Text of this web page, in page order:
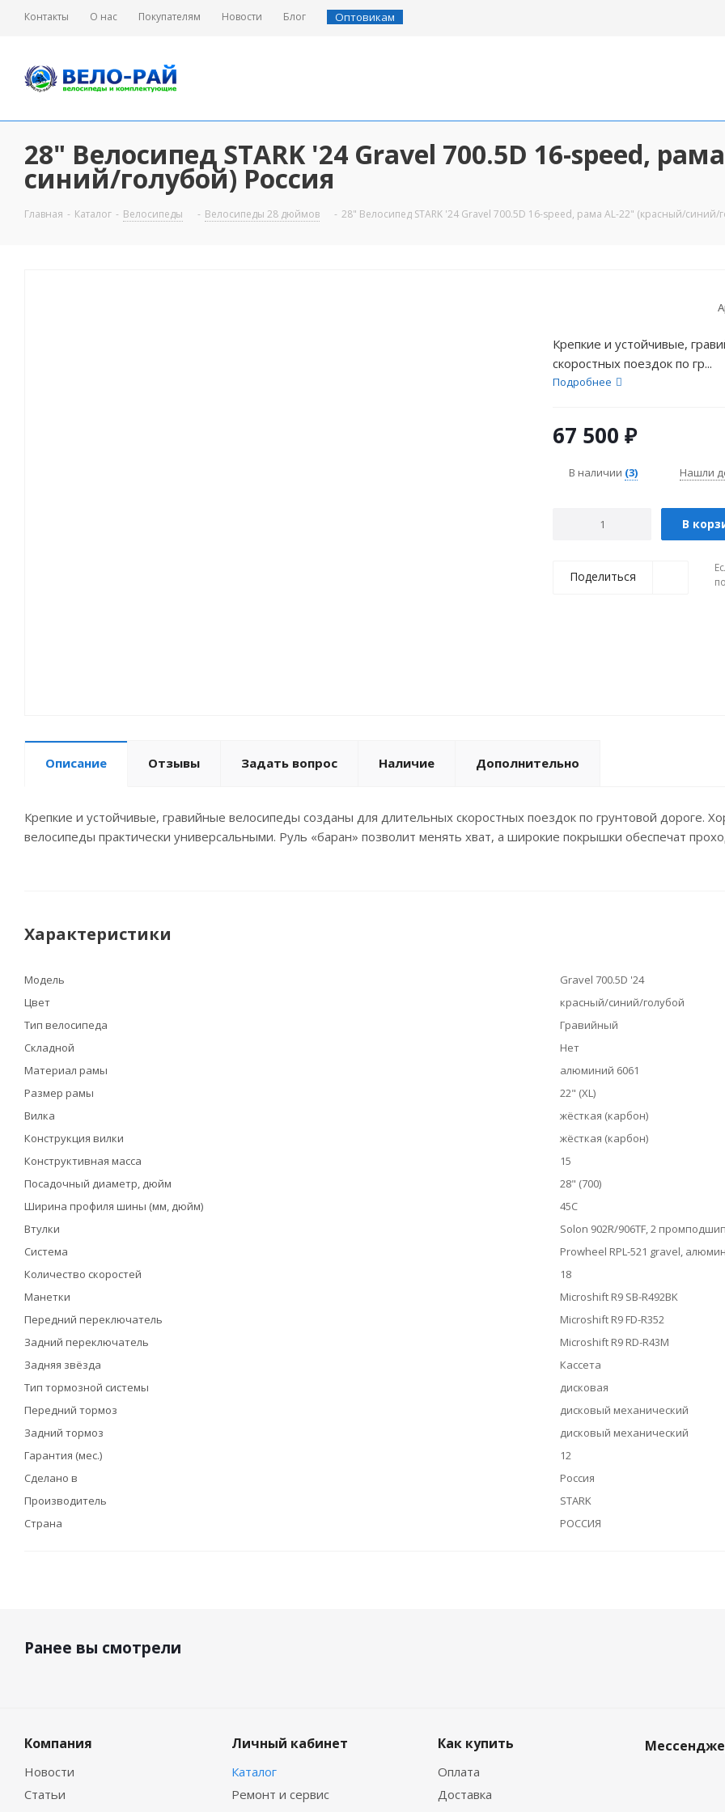
Контакты О нас Покупателям Новости Блог Оптовикам
28" Велосипед STARK '24 Gravel 700.5D 16-speed,
синий/голубой) Россия
Главная - Каталог - Велосипеды - Велосипеды 28 дюймов - 28" Велосипед STARK '24 Gravel 700.5D 16-speed, рама AL-22" (красный/синий/
Крепкие и устойчивые,
скоростных поездок по гр...
Подробнее
67 500 ₽
В наличии (3) Нашли
В
Поделиться
Описание Отзывы Задать вопрос Наличие Дополнительно
Крепкие и устойчивые, гравийные велосипеды созданы для длительных скоростных поездок по грунтовой дороге.
велосипеды практически универсальными. Руль «баран» позволит менять хват, а широкие покрышки обеспечат
Характеристики
Модель
Gravel 700.5D '24
Цвет
красный/синий/голубой
Тип велосипеда
Гравийный
Складной
Нет
Материал рамы
алюминий 6061
Размер рамы
22" (XL)
Вилка
жёсткая (карбон)
Конструкция вилки
жёсткая (карбон)
Конструктивная масса
15
Посадочный диаметр, дюйм
28" (700)
Ширина профиля шины (мм, дюйм)
45C
Втулки
Solon 902R/906TF, 2
Система
Prowheel RPL-521 gravel,
Количество скоростей
18
Манетки
Microshift R9 SB-R492BK
Передний переключатель
Microshift R9 FD-R352
Задний переключатель
Microshift R9 RD-R43M
Задняя звёзда
Кассета
Тип тормозной системы
дисковая
Передний тормоз
дисковый механический
Задний тормоз
дисковый механический
Гарантия (мес.)
12
Сделано в
Россия
Производитель
STARK
Страна
РОССИЯ
Ранее вы смотрели
Компания
Новости
Статьи
Личный кабинет
Каталог
Ремонт и сервис
Как купить
Оплата
Доставка